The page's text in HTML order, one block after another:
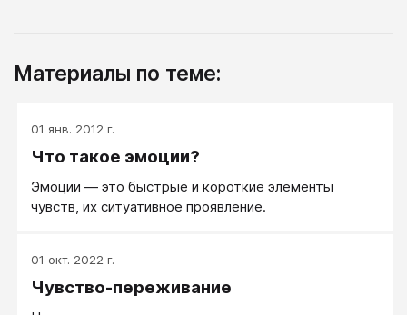
Материалы по теме:
01 янв. 2012 г.
Что такое эмоции?
Эмоции — это быстрые и короткие элементы
чувств, их ситуативное проявление.
01 окт. 2022 г.
Чувство-переживание